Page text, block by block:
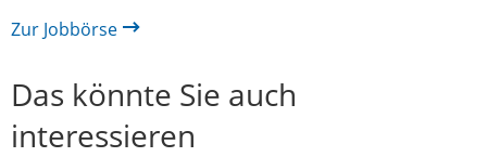
Zur Jobbörse
Das könnte Sie auch
interessieren